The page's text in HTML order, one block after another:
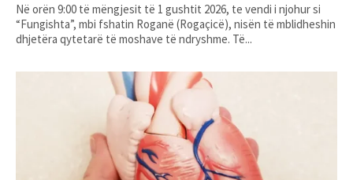
Në orën 9:00 të mëngjesit të 1 gushtit 2026, te vendi i njohur si
“Fungishta”, mbi fshatin Roganë (Rogaçicë), nisën të mblidheshin
dhjetëra qytetarë të moshave të ndryshme. Të...